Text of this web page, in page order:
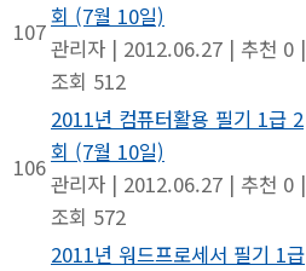
107
회 (7월 10일)
관리자 | 2012.06.27 | 추천 0 |
조회 512
106
2011년 컴퓨터활용 필기 1급 2
회 (7월 10일)
관리자 | 2012.06.27 | 추천 0 |
조회 572
2011년 워드프로세서 필기 1급